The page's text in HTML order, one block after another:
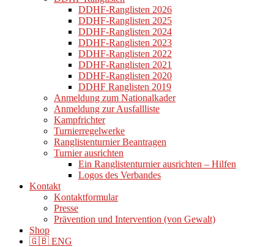
DDHF-Ranglisten 2026
DDHF-Ranglisten 2025
DDHF-Ranglisten 2024
DDHF-Ranglisten 2023
DDHF-Ranglisten 2022
DDHF-Ranglisten 2021
DDHF-Ranglisten 2020
DDHF Ranglisten 2019
Anmeldung zum Nationalkader
Anmeldung zur Ausfallliste
Kampfrichter
Turnierregelwerke
Ranglistenturnier Beantragen
Turnier ausrichten
Ein Ranglistenturnier ausrichten – Hilfen
Logos des Verbandes
Kontakt
Kontaktformular
Presse
Prävention und Intervention (von Gewalt)
Shop
🇬🇧 ENG